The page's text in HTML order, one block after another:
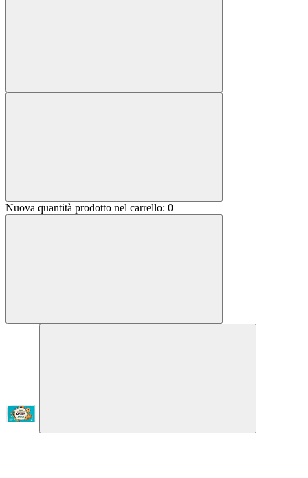
Nuova quantità prodotto nel carrello: 0